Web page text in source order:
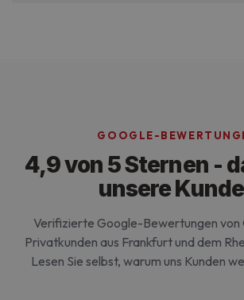
GOOGLE-
4,9 von 5 Sternen -
unsere
Verifizierte Google-Bewertungen von
Privatkunden aus Frankfurt und dem
Lesen Sie selbst, warum uns Kunden